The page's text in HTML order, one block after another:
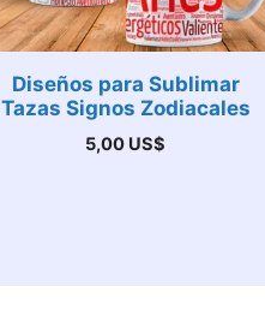
Diseños para Sublimar
Tazas Signos Zodiacales
5,00 US$